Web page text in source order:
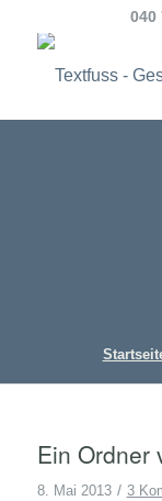
040
Ein Ordner
8. Mai 2013 / 3